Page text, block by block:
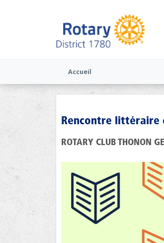
Accueil
Rencontre littéraire
ROTARY CLUB THONON